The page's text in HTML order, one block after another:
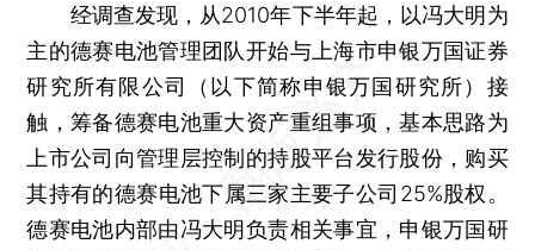
经调查发现，从2010年下半年起，以冯大明为
主的德赛电池管理团队开始与上海市申银万国证券
研究所有限公司（以下简称申银万国研究所）接
触，筹备德赛电池重大资产重组事项，基本思路为
上市公司向管理层控制的持股平台发行股份，购买
其持有的德赛电池下属三家主要子公司25%股权。
德赛电池内部由冯大明负责相关事宜，申银万国研